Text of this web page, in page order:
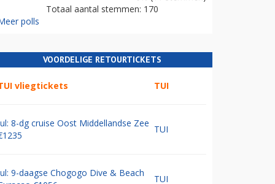
Totaal aantal stemmen: 170
polls
VOORDELIGE RETOURTICKETS
vliegtickets TUI
8-dg cruise Oost Middellandse Zee
TUI
9-daagse Chogogo Dive & Beach
TUI